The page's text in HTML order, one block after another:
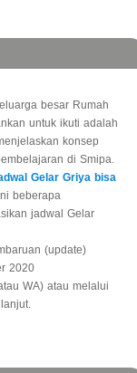
besar Rumah
untuk ikuti adalah
konsep
di Smipa.
Gelar Griya bisa
beberapa
jadwal Gelar
(update)
2020
WA) atau melalui